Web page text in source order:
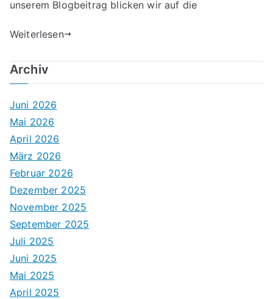
unserem Blogbeitrag blicken wir auf die
Weiterlesen
Archiv
Juni 2026
Mai 2026
April 2026
März 2026
Februar 2026
Dezember 2025
November 2025
September 2025
Juli 2025
Juni 2025
Mai 2025
April 2025